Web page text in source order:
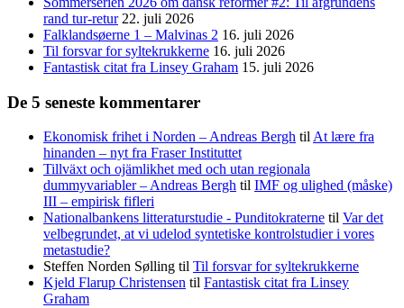
rand tur-retur 22. juli 2026
Falklandsøerne 1 – Malvinas 2 16. juli 2026
Til forsvar for syltekrukkerne 16. juli 2026
Fantastisk citat fra Linsey Graham 15. juli 2026
De 5 seneste kommentarer
Ekonomisk frihet i Norden – Andreas Bergh til At lære fra
hinanden – nyt fra Fraser Instituttet
Tillväxt och ojämlikhet med och utan regionala
dummyvariabler – Andreas Bergh til IMF og ulighed (måske)
III – empirisk fifleri
Nationalbankens litteraturstudie - Punditokraterne til Var det
velbegrundet, at vi udelod syntetiske kontrolstudier i vores
metastudie?
Steffen Norden Sølling til Til forsvar for syltekrukkerne
Kjeld Flarup Christensen til Fantastisk citat fra Linsey
Graham